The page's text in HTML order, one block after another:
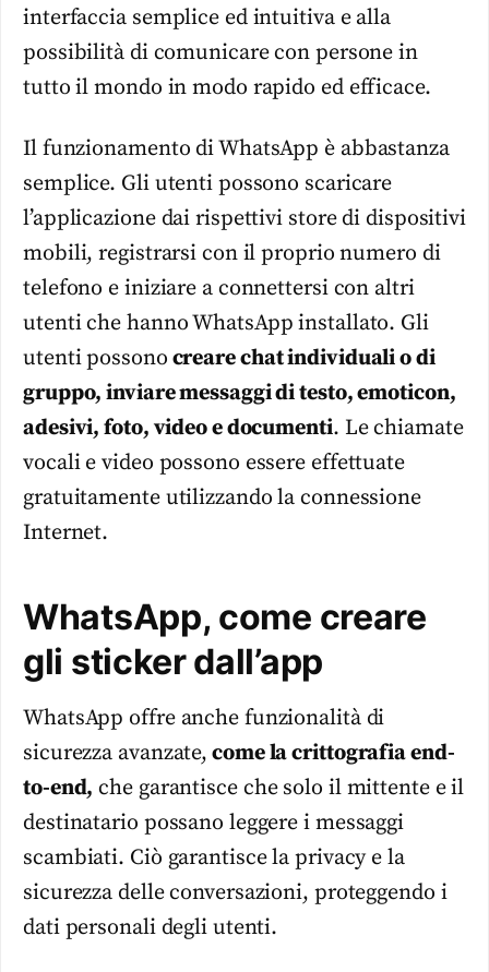
interfaccia semplice ed intuitiva e alla
possibilità di comunicare con persone in
tutto il mondo in modo rapido ed efficace.
Il funzionamento di WhatsApp è abbastanza
semplice. Gli utenti possono scaricare
l’applicazione dai rispettivi store di dispositivi
mobili, registrarsi con il proprio numero di
telefono e iniziare a connettersi con altri
utenti che hanno WhatsApp installato. Gli
utenti possono creare chat individuali o di
gruppo, inviare messaggi di testo, emoticon,
adesivi, foto, video e documenti. Le chiamate
vocali e video possono essere effettuate
gratuitamente utilizzando la connessione
Internet.
WhatsApp, come creare
gli sticker dall’app
WhatsApp offre anche funzionalità di
sicurezza avanzate, come la crittografia end-
to-end, che garantisce che solo il mittente e il
destinatario possano leggere i messaggi
scambiati. Ciò garantisce la privacy e la
sicurezza delle conversazioni, proteggendo i
dati personali degli utenti.